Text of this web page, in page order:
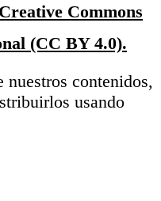
Commons
(CC BY 4.0).
contenidos,
usando